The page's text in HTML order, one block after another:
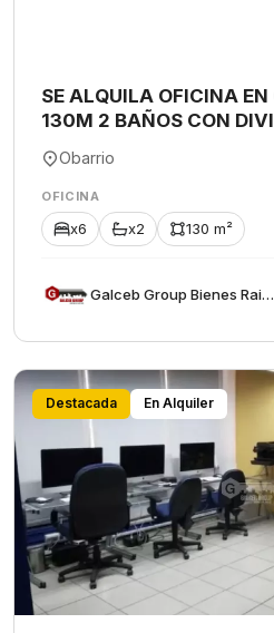
SE ALQUILA OFICINA
130M 2 BAÑOS CON
Obarrio
OFICINA
x6 x2 130 m²
Galceb Group Bienes Raices
Destacada En Alquiler